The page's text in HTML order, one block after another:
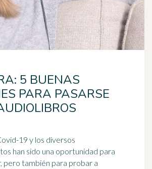
5 BUENAS
PARA PASARSE
19 y los diversos
han sido una oportunidad para
pero también para probar a